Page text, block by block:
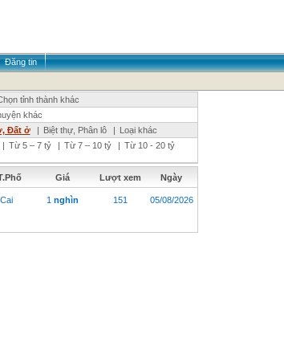
Đăng tin
tỉnh thành khác
khác
Đất ở | Biệt thự, Phân lô | Loại khác
| Từ 5 – 7 tỷ | Từ 7 – 10 tỷ | Từ 10 - 20 tỷ
Giá Lượt xem
Ngày
1 nghìn 151 05/08/2026